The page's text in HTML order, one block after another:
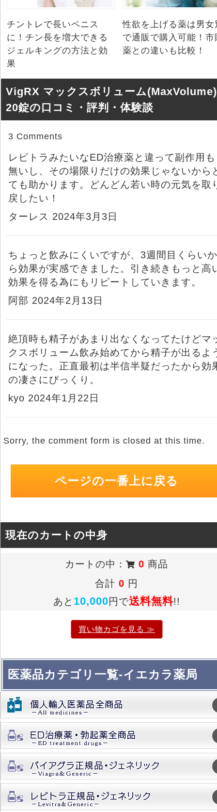
チントレで長いペニス
に！チン長を増大できる
ジェルキングの方法と効
果
性欲を上げる薬は男女
で通販で購入可能！市
薬との違いも比較！
VigRX マックスボリューム
20錠の口コミ・評判・体験談
3 Comments
レビトラみたいなED治療薬と違って副作用も
無いし、その場限りだけの効果じゃないから
ても助かります。どんどん若い時の元気を取
戻したい！
ターレス 2024年3月3日
ちょっと飲みにくいですが、3週間目くらいか
ら効果が実感できました。引き続きもっと高
効果を得る為にもリピートしていきます。
阿部 2024年2月13日
絶頂時も精子があまり出なくなってたけどマ
クスボリューム飲み始めてから精子が出るよ
になった。正直最初は半信半疑だったから効
の凄さにびっくり。
kyo 2024年1月22日
Sorry, the comment form is closed at this time.
ページの一番上に戻る
現在のカートの中身
カートの中： 0 商品
合計0 円
あと 10,000円で送料無料!!
買い物カゴを見る ≫
医薬品カテゴリ一覧-イエカラ薬局